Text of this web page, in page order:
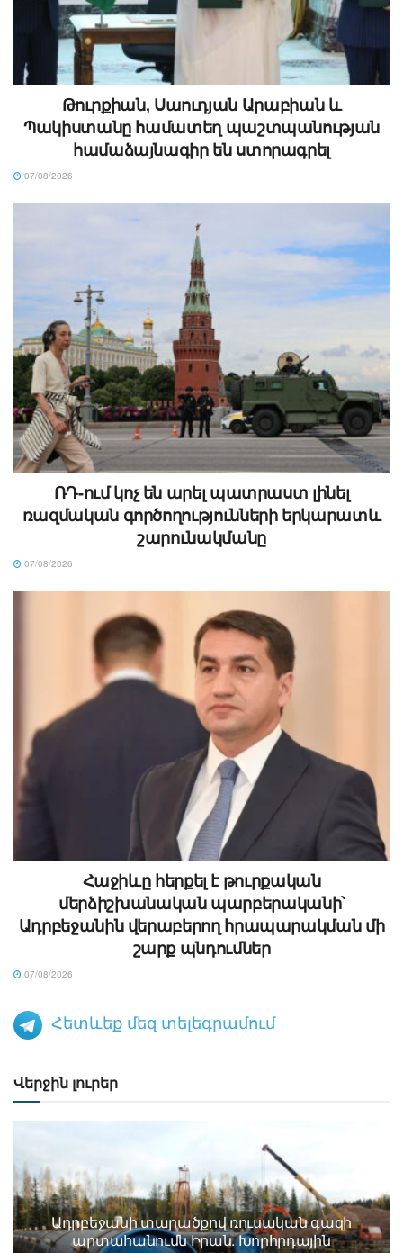
Թուրքիան, Սաուդյան Արաբիան և
Պակիստանը համատեղ պաշտպանության
համաձայնագիր են ստորագրել
07/08/2026
ՌԴ-ում կոչ են արել պատրաստ լինել
ռազմական գործողությունների երկարատև
շարունակմանը
07/08/2026
Հաջիևը հերքել է թուրքական
մերձիշխանական պարբերականի՝
Ադրբեջանին վերաբերող հրապարակման մի
շարք պնդումներ
07/08/2026
Հետևեք մեզ տելեգրամում
Վերջին լուրեր
Ադրբեջանի տարածքով ռուսական գազի
արտահանումն Իրան. Խորհրդային